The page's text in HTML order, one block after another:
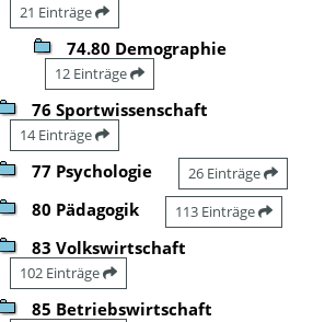
21 Einträge
74.80 Demographie
12 Einträge
76 Sportwissenschaft
14 Einträge
77 Psychologie 26 Einträge
80 Pädagogik 113 Einträge
83 Volkswirtschaft
102 Einträge
85 Betriebswirtschaft